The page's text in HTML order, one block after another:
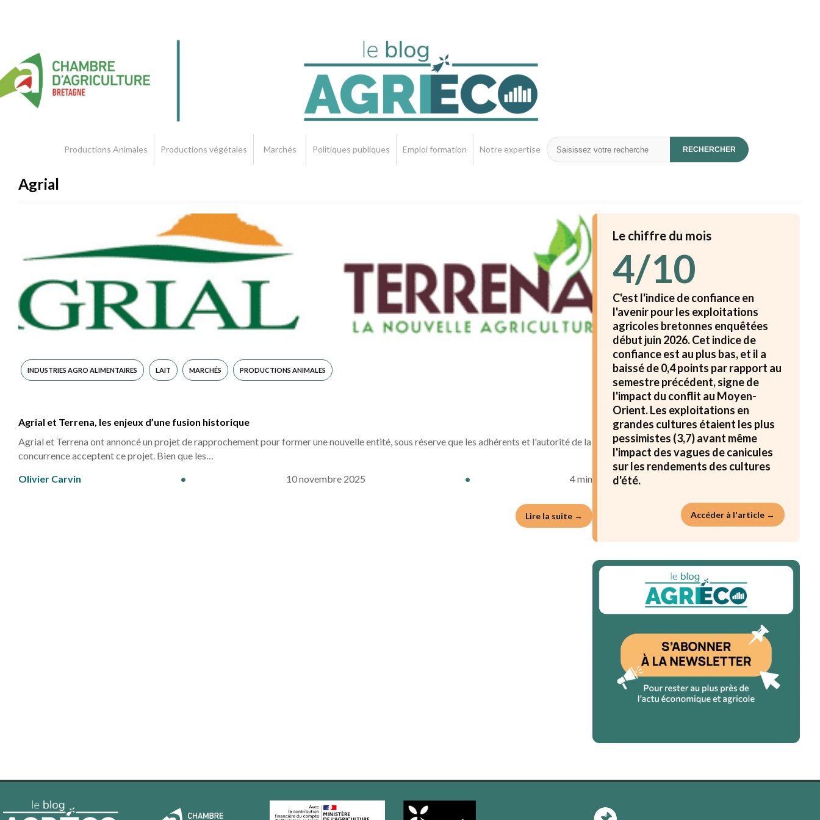
Productions Animales Productions végétales Marchés Politiques publiques Emploi formation Notre expertise
Rechercher
RECHERCHER
Agrial
INDUSTRIES AGRO ALIMENTAIRES LAIT MARCHÉS PRODUCTIONS ANIMALES
Agrial et Terrena, les enjeux d’une fusion historique
Agrial et Terrena ont annoncé un projet de rapprochement pour former une nouvelle entité, sous réserve que les adhérents et l'autorité de la
concurrence acceptent ce projet. Bien que les…
Olivier Carvin
• 10 novembre 2025 • 4 min
Lire la suite →
Le chiffre du mois
4/10
C'est l'indice de confiance en
l'avenir pour les exploitations
agricoles bretonnes enquêtées
début juin 2026. Cet indice de
confiance est au plus bas, et il a
baissé de 0,4 points par rapport au
semestre précédent, signe de
l'impact du conflit au Moyen-
Orient. Les exploitations en
grandes cultures étaient les plus
pessimistes (3,7) avant même
l'impact des vagues de canicules
sur les rendements des cultures
d'été.
Accéder à l'article →